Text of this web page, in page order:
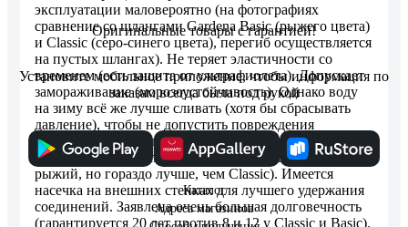
эксплуатации маловероятно (на фотографиях
сравнение со шлангами Gardena Basic (рыжего цвета)
и Classic (серо-синего цвета), перегиб осуществляется
на пустых шлангах). Не теряет эластичности со
временем (есть защита от ультрафиолета). Допускает
замораживание (морозоустойчивость). Однако воду
на зиму всё же лучше сливать (хотя бы сбрасывать
давление), чтобы не допустить повреждения
соединений. Хорошо заметен в траве (правда,
похуже, чем Gardena Basic, который практически весь
рыжий, но гораздо лучше, чем Classic). Имеется
насечка на внешних стенках для лучшего удержания
соединений. Заявлена очень большая долговечность
(гарантируется 20 лет против 8 и 12 у Classic и Basic).
Оригинальные товары с гарантией!
Установите мобильное приложение, чтобы информация по
заказам всегда была под рукой
Каталог
Адреса магазинов